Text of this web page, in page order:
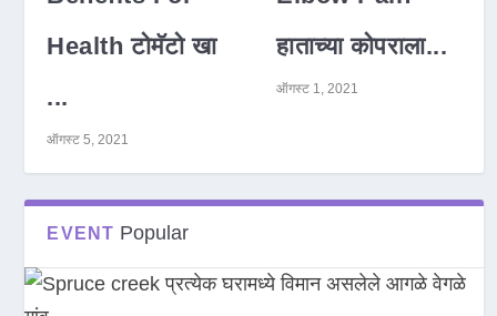
Health टोमॅटो खा
...
ऑगस्ट 5, 2021
हाताच्या कोपराला...
ऑगस्ट 1, 2021
EVENT Popular